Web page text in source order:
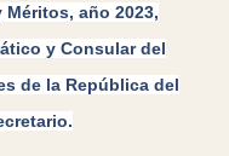
año 2023,
y Consular del
de la República del